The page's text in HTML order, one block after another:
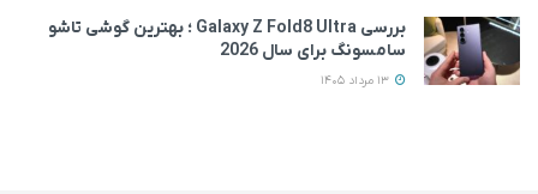
بررسی Galaxy Z Fold8 Ultra ؛ بهترین گوشی تاشو
سامسونگ برای سال 2026